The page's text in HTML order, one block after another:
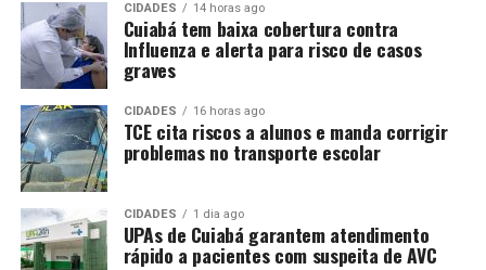
CIDADES 14 horas ago
Cuiabá tem baixa cobertura contra
Influenza e alerta para risco de casos
graves
CIDADES 16 horas ago
TCE cita riscos a alunos e manda corrigir
problemas no transporte escolar
CIDADES 1 dia ago
UPAs de Cuiabá garantem atendimento
rápido a pacientes com suspeita de AVC